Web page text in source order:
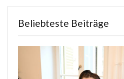
Beliebteste Beiträge